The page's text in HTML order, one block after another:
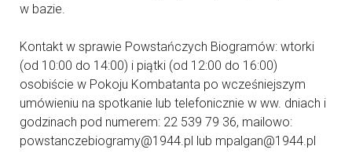
w bazie.
Kontakt w sprawie Powstańczych Biogramów: wtorki
(od 10:00 do 14:00) i piątki (od 12:00 do 16:00)
osobiście w Pokoju Kombatanta po wcześniejszym
umówieniu na spotkanie lub telefonicznie w ww. dniach i
godzinach pod numerem: 22 539 79 36, mailowo:
powstanczebiogramy@1944.pl lub mpalgan@1944.pl